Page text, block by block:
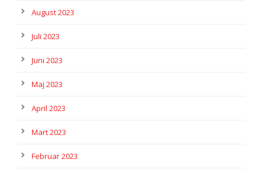
August 2023
Juli 2023
Juni 2023
Maj 2023
April 2023
Mart 2023
Februar 2023